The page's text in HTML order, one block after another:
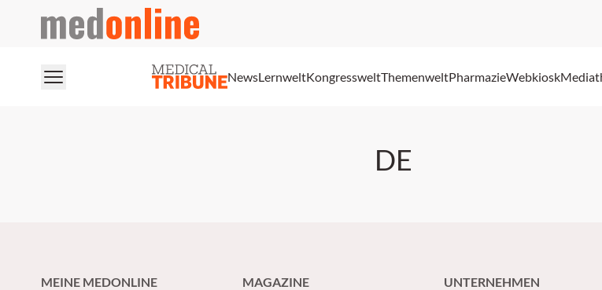
medonline
NewsLernweltKongressweltThemenweltPharmazieWebkiosk
DE
MEINE MEDONLINE MAGAZINE UNTERNEHMEN